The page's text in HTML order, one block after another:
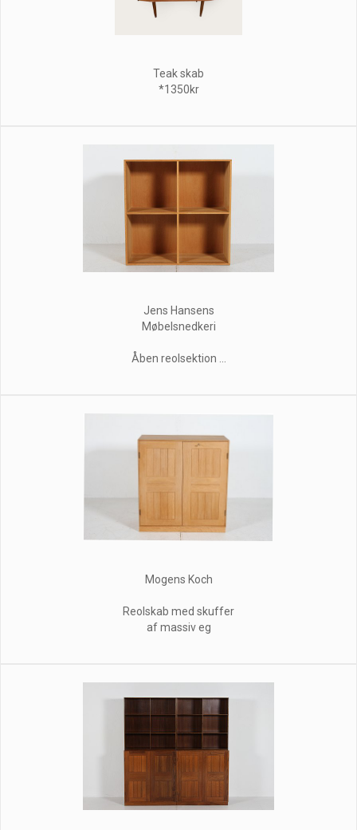
Teak skab
*1350kr
Jens Hansens
Møbelsnedkeri
Åben reolsektion ...
Mogens Koch
Reolskab med skuffer
af massiv eg